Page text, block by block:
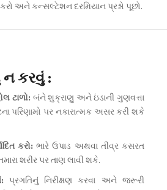
અને કન્સલ્ટેશન દરમિયાન પ્રશ્નો પૂછો.
ન કરવું :
ટાળો: બંને શુક્રાણુ અને ઇંડાની ગુણવત્તા
પરિણામો પર નકારાત્મક અસર કરી શકે
કરો: ભારે ઉપાડ અથવા તીવ્ર કસરત
શરીર પર તાણ લાવી શકે.
પ્રગતિનું નિરીક્ષણ કરવા અને જરૂરી